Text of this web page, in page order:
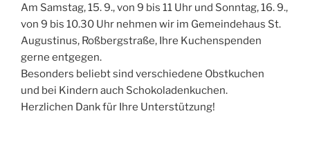
Am Samstag, 15. 9., von 9 bis 11 Uhr und Sonntag, 16. 9.,
von 9 bis 10.30 Uhr nehmen wir im Gemeindehaus St.
Augustinus, Roßbergstraße, Ihre Kuchenspenden
gerne entgegen.
Besonders beliebt sind verschiedene Obstkuchen
und bei Kindern auch Schokoladenkuchen.
Herzlichen Dank für Ihre Unterstützung!